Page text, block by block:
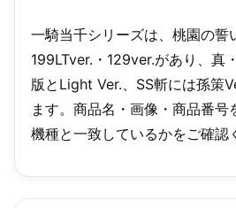
一騎当千シリーズは、桃園の誓
199LTver.・129ver.があり、真
版とLight Ver.、SS斬には孫策
ます。商品名・画像・商品番号
機種と一致しているかをご確認